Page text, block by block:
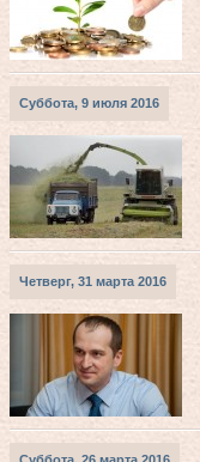
Суббота, 9 июля 2016
Четверг, 31 марта 2016